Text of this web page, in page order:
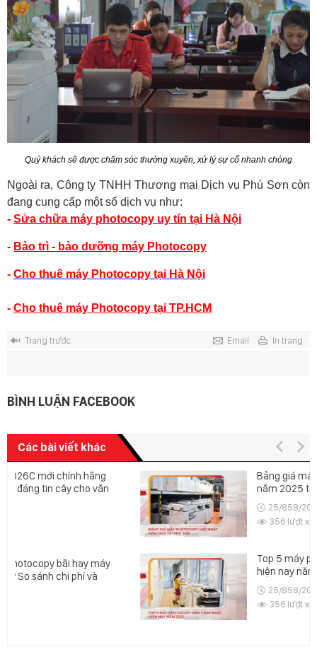
Quý khách sẽ được chăm sóc thường xuyên, xử lý sự cố nhanh chóng
Ngoài ra, Công ty TNHH Thương mại Dịch vụ Phú Sơn còn
đang cung cấp một số dịch vụ như:
- Sửa chữa máy photocopy uy tín tại Hà Nội
- Bảo trì - bảo dưỡng máy Photocopy
- Cho thuê máy Photocopy tại Hà Nội
- Cho thuê máy Photocopy tại TP.HCM
Trang trước Email In trang
BÌNH LUẬN FACEBOOK
Các bài viết khác
Bảng giá máy photocopy mới nhất
năm 2025 tại Phú Sơn
25/858/2025
356 lượt xem
Top 5 máy photocopy bán chạy nhất
hiện nay năm 2025
25/858/2025
356 lượt xem